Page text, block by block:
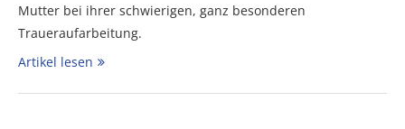
Mutter bei ihrer schwierigen, ganz besonderen
Traueraufarbeitung.
Artikel lesen